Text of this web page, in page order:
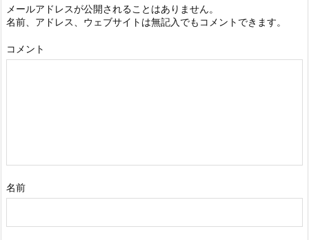
メールアドレスが公開されることはありません。
名前、アドレス、ウェブサイトは無記入でもコメントできます。
コメント
名前